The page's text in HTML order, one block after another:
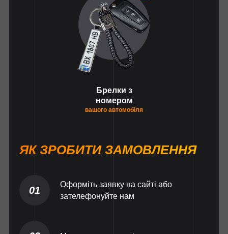
Брелки з
номером
вашого автомобіля
ЯК ЗРОБИТИ ЗАМОВЛЕННЯ
01
Оформіть заявку на сайті або
зателефонуйте нам